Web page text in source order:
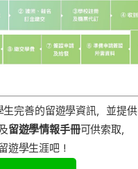
完善的留遊學資訊，並提供
留遊學情報手冊可供索取，
遊學生涯吧！